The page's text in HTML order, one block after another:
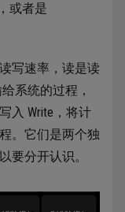
或者是
写速率，读是读
系统的过程，
入 Write，将计
。它们是两个独
要分开认识。